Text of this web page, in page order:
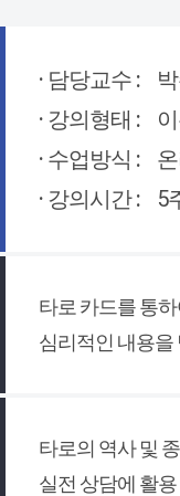
· 담당교수 :
· 강의형태 :
· 수업방식 :
· 강의시간 :
5
타로 카드를 통
심리적인 내용을
타로의 역사 및
실전 상담에 활